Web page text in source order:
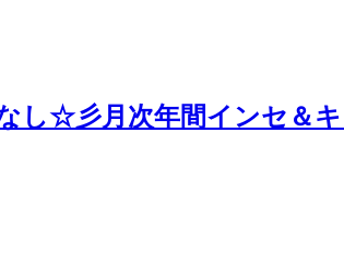
し☆彡月次年間インセ＆